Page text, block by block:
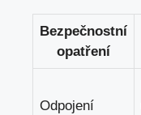
Bezpečnostní
opatření
Odpojení